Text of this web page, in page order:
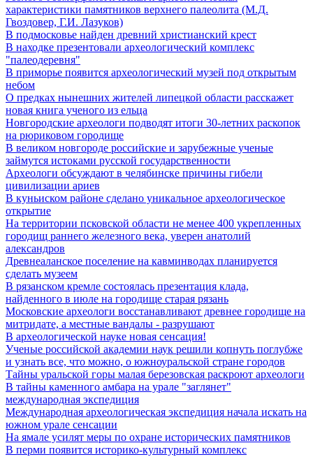
характеристики памятников верхнего палеолита (М.Д.
Гвоздовер, Г.И. Лазуков)
В подмосковье найден древний христианский крест
В находке презентовали археологический комплекс
"палеодеревня"
В приморье появится археологический музей под открытым
небом
О предках нынешних жителей липецкой области расскажет
новая книга ученого из ельца
Новгородские археологи подводят итоги 30-летних раскопок
на рюриковом городище
В великом новгороде российские и зарубежные ученые
займутся истоками русской государственности
Археологи обсуждают в челябинске причины гибели
цивилизации ариев
В куньиском районе сделано уникальное археологическое
открытие
На территории псковской области не менее 400 укрепленных
городищ раннего железного века, уверен анатолий
александров
Древнеаланское поселение на кавминводах планируется
сделать музеем
В рязанском кремле состоялась презентация клада,
найденного в июле на городище старая рязань
Московские археологи восстанавливают древнее городище на
митридате, а местные вандалы - разрушают
В археологической науке новая сенсация!
Ученые российской академии наук решили копнуть поглубже
и узнать все, что можно, о южноуральской стране городов
Тайны уральской горы малая березовская раскроют археологи
В тайны каменного амбара на урале "заглянет"
международная экспедиция
Международная археологическая экспедиция начала искать на
южном урале сенсации
На ямале усилят меры по охране исторических памятников
В перми появится историко-культурный комплекс